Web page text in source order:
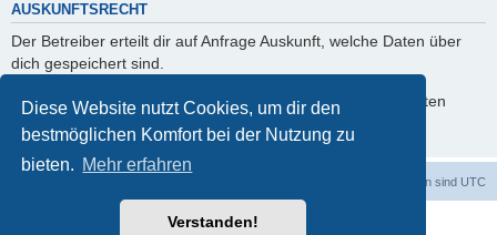
Diese Website nutzt Cookies, um dir den
bestmöglichen Komfort bei der Nutzung zu
bieten. Mehr erfahren
Verstanden!
AUSKUNFTSRECHT
Der Betreiber erteilt dir auf Anfrage Auskunft, welche Daten über
dich gespeichert sind.
Du kannst jederzeit die Löschung bzw. Sperrung deiner Daten
verlangen. Kontaktiere hierzu bitte den Betreiber.
Alle Zeiten sind UTC
Powered byphpBB® Forum Software © phpBB Limited